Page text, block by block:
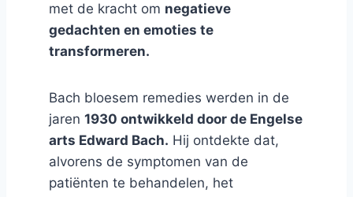
met de kracht om negatieve
gedachten en emoties te
transformeren.
Bach bloesem remedies werden in de
jaren 1930 ontwikkeld door de Engelse
arts Edward Bach. Hij ontdekte dat,
alvorens de symptomen van de
patiënten te behandelen, het